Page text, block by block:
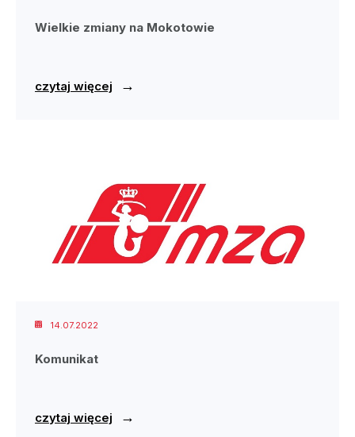
Wielkie zmiany na Mokotowie
czytaj więcej →
14.07.2022
Komunikat
czytaj więcej →